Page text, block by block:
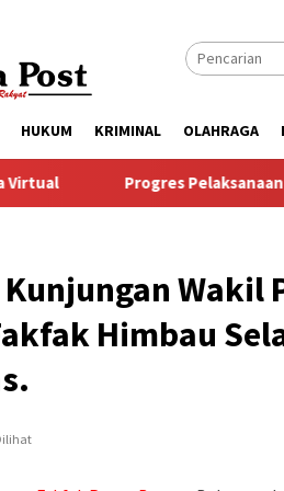
HUKUM KRIMINAL OLAHRAGA
Pelaksanaan Musrenbangdes
Wakil
Himbau